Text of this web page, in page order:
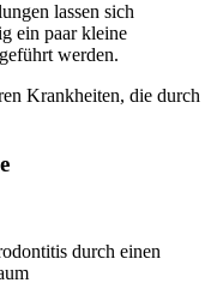
lassen sich
ein paar kleine
werden.
Krankheiten, die durch
durch einen